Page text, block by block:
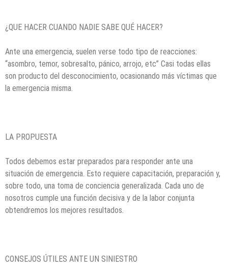
¿QUE HACER CUANDO NADIE SABE QUÉ HACER?
Ante una emergencia, suelen verse todo tipo de reacciones:
“asombro, temor, sobresalto, pánico, arrojo, etc” Casi todas ellas
son producto del desconocimiento, ocasionando más víctimas que
la emergencia misma.
LA PROPUESTA
Todos debemos estar preparados para responder ante una
situación de emergencia. Esto requiere capacitación, preparación y,
sobre todo, una toma de conciencia generalizada. Cada uno de
nosotros cumple una función decisiva y de la labor conjunta
obtendremos los mejores resultados.
CONSEJOS ÚTILES ANTE UN SINIESTRO